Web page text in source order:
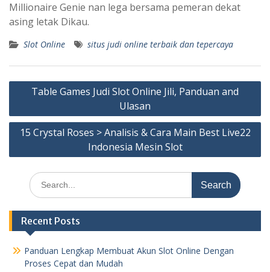
Millionaire Genie nan lega bersama pemeran dekat
asing letak Dikau.
Slot Online situs judi online terbaik dan tepercaya
Post
Table Games Judi Slot Online Jili, Panduan and
Ulasan
15 Crystal Roses > Analisis & Cara Main Best Live22
Indonesia Mesin Slot
Search
for:
Recent Posts
Panduan Lengkap Membuat Akun Slot Online Dengan
Proses Cepat dan Mudah